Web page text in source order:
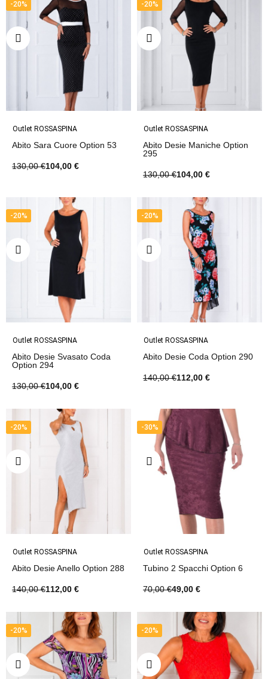
-20%
Outlet ROSSASPINA
Abito Sara Cuore Option 53
130,00 €104,00 €
-20%
Outlet ROSSASPINA
Abito Desie Maniche Option
295
130,00 €104,00 €
-20%
Outlet ROSSASPINA
Abito Desie Svasato Coda
Option 294
130,00 €104,00 €
-20%
Outlet ROSSASPINA
Abito Desie Coda Option 290
140,00 €112,00 €
-20%
Outlet ROSSASPINA
Abito Desie Anello Option 288
140,00 €112,00 €
-30%
Outlet ROSSASPINA
Tubino 2 Spacchi Option 6
70,00 €49,00 €
-20% -20%